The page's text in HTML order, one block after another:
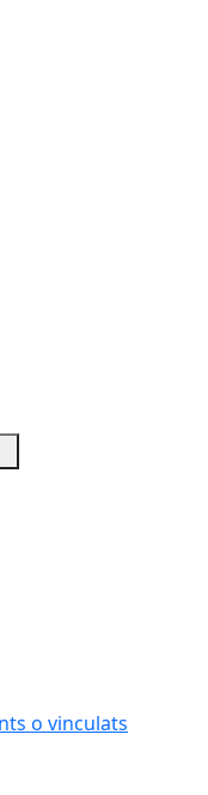
o vinculats